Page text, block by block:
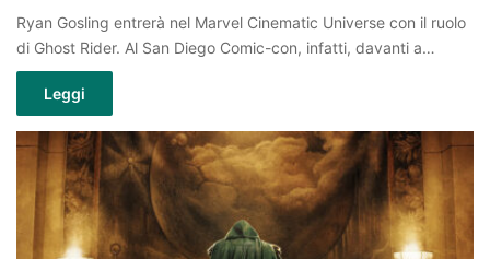
Ryan Gosling entrerà nel Marvel Cinematic Universe con il ruolo
di Ghost Rider. Al San Diego Comic-con, infatti, davanti a…
Leggi